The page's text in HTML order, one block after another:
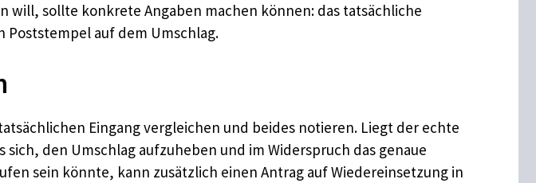
will, sollte konkrete Angaben machen können: das tatsächliche
Poststempel auf dem Umschlag.
Eingang vergleichen und beides notieren. Liegt der echte
den Umschlag aufzuheben und im Widerspruch das genaue
sein könnte, kann zusätzlich einen Antrag auf Wiedereinsetzung in